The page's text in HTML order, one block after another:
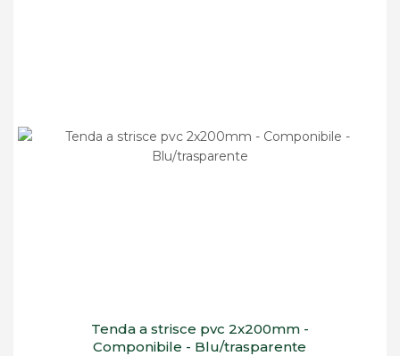
Tenda a strisce pvc 2x200mm -
Componibile - Blu/trasparente